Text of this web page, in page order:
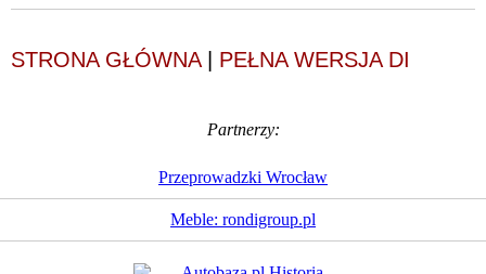
STRONA GŁÓWNA| PEŁNA WERSJA DI
Partnerzy:
Przeprowadzki Wrocław
Meble: rondigroup.pl